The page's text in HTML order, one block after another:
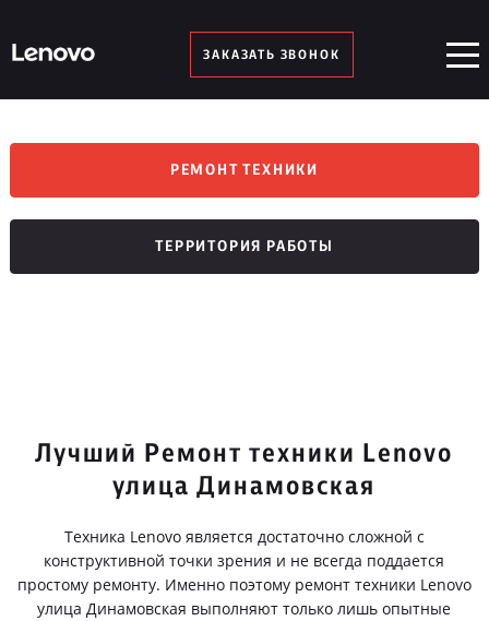
ЗАКАЗАТЬ ЗВОНОК
РЕМОНТ ТЕХНИКИ
ТЕРРИТОРИЯ РАБОТЫ
Лучший Ремонт техники Lenovo
улица Динамовская
Техника Lenovo является достаточно сложной с
конструктивной точки зрения и не всегда поддается
простому ремонту. Именно поэтому ремонт техники Lenovo
улица Динамовская выполняют только лишь опытные